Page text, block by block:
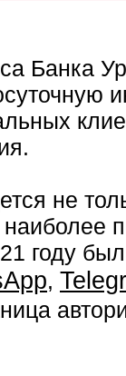
Банка
не
году
,